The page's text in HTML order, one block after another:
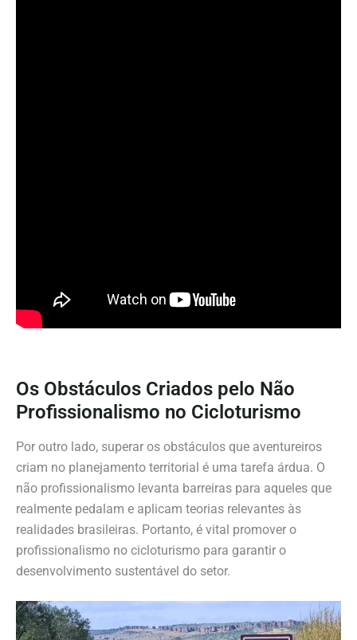
Os Obstáculos Criados pelo Não
Profissionalismo no Cicloturismo
Por outro lado, superar os obstáculos que aventureiros
criam no planejamento territorial é uma tarefa árdua. O
não profissionalismo levanta barreiras para aqueles que
realmente pedalam e aplicam teorias relevantes às
realidades brasileiras. Portanto, é vital promover o
profissionalismo no cicloturismo para garantir o
desenvolvimento sustentável do setor.